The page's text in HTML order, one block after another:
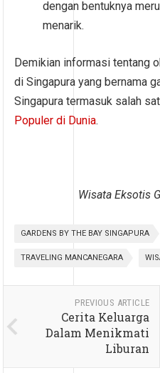
dengan bentuknya
menarik.
Demikian informasi tentang
di Singapura yang bernama
Singapura termasuk salah
Populer di Dunia.
Wisata Eksotis
GARDENS BY THE BAY SINGAPURA
TRAVELING MANCANEGARA
PREVIOUS ARTICLE
Cerita Keluarga
Dalam Menikmati
Liburan